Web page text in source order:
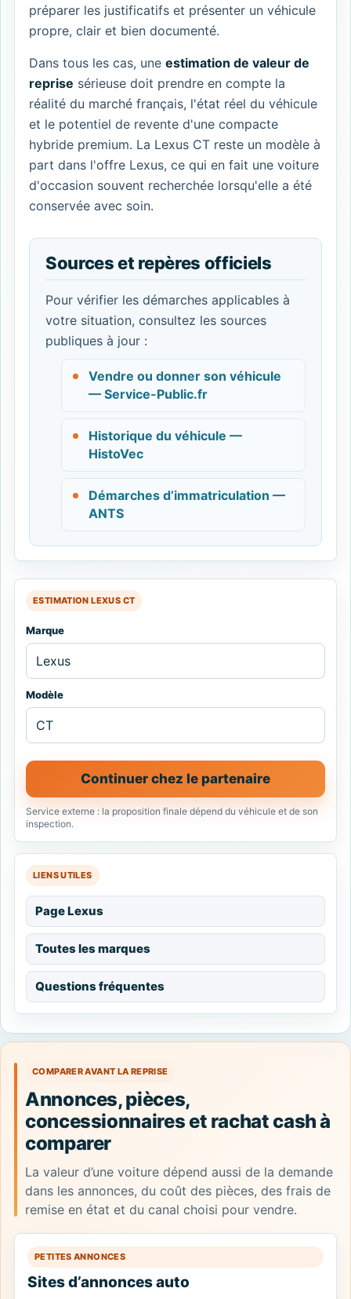
préparer les justificatifs et présenter un véhicule
propre, clair et bien documenté.
Dans tous les cas, une estimation de valeur de
reprise sérieuse doit prendre en compte la
réalité du marché français, l'état réel du véhicule
et le potentiel de revente d'une compacte
hybride premium. La Lexus CT reste un modèle à
part dans l'offre Lexus, ce qui en fait une voiture
d'occasion souvent recherchée lorsqu'elle a été
conservée avec soin.
Sources et repères officiels
Pour vérifier les démarches applicables à
votre situation, consultez les sources
publiques à jour :
Vendre ou donner son véhicule
— Service-Public.fr
Historique du véhicule —
HistoVec
Démarches d’immatriculation —
ANTS
ESTIMATION LEXUS CT
Marque
Modèle
Continuer chez le partenaire
Service externe : la proposition finale dépend du véhicule et de son
inspection.
LIENS UTILES
Page Lexus
Toutes les marques
Questions fréquentes
COMPARER AVANT LA REPRISE
Annonces, pièces,
concessionnaires et rachat cash à
comparer
La valeur d’une voiture dépend aussi de la demande
dans les annonces, du coût des pièces, des frais de
remise en état et du canal choisi pour vendre.
PETITES ANNONCES
Sites d’annonces auto